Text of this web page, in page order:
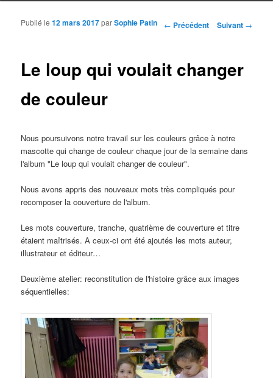
Navigation des articles
← Précédent Suivant →
Le loup qui voulait changer
de couleur
Publié le12 mars 2017parSophie Patin
Nous poursuivons notre travail sur les couleurs grâce à notre
mascotte qui change de couleur chaque jour de la semaine dans
l'album "Le loup qui voulait changer de couleur".
Nous avons appris des nouveaux mots très compliqués pour
recomposer la couverture de l'album.
Les mots couverture, tranche, quatrième de couverture et titre
étaient maîtrisés. A ceux-ci ont été ajoutés les mots auteur,
illustrateur et éditeur…
Deuxième atelier: reconstitution de l'histoire grâce aux images
séquentielles: